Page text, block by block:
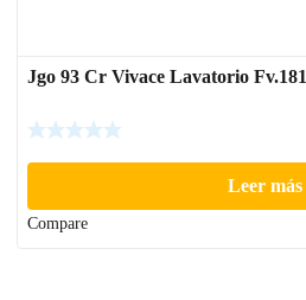
Jgo 93 Cr Vivace Lavatorio Fv.181
Leer más
Compare